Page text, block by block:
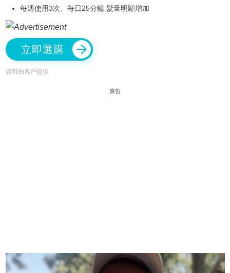
每週使用3次、每日25分鐘 髮量明顯增加
立即選購
資料由客戶提供
廣告